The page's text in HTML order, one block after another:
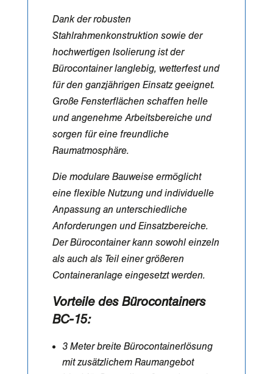
Dank der robusten
Stahlrahmenkonstruktion sowie der
hochwertigen Isolierung ist der
Bürocontainer langlebig, wetterfest und
für den ganzjährigen Einsatz geeignet.
Große Fensterflächen schaffen helle
und angenehme Arbeitsbereiche und
sorgen für eine freundliche
Raumatmosphäre.
Die modulare Bauweise ermöglicht
eine flexible Nutzung und individuelle
Anpassung an unterschiedliche
Anforderungen und Einsatzbereiche.
Der Bürocontainer kann sowohl einzeln
als auch als Teil einer größeren
Containeranlage eingesetzt werden.
Vorteile des Bürocontainers
BC-15:
3 Meter breite Bürocontainerlösung
mit zusätzlichem Raumangebot